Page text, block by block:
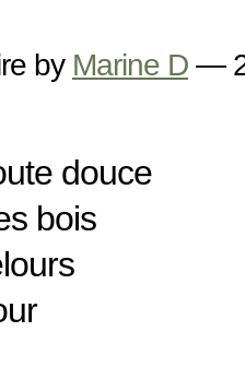
by Marine D —
douce
bois